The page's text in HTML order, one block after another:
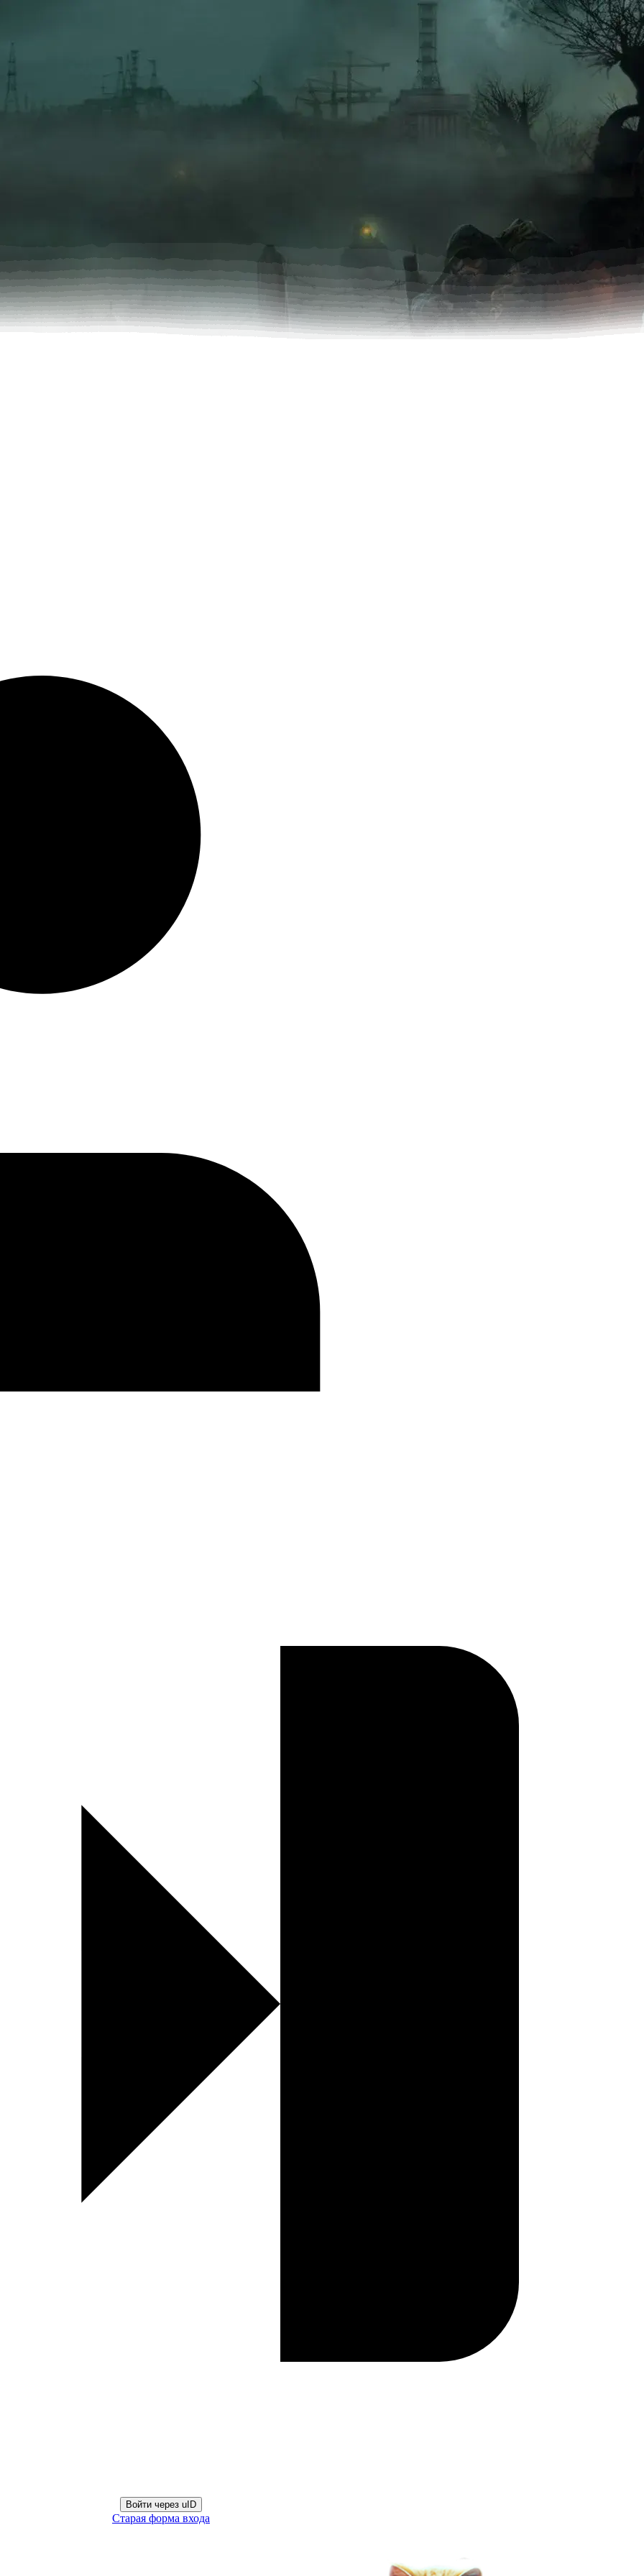
Войти через uID
Старая форма входа